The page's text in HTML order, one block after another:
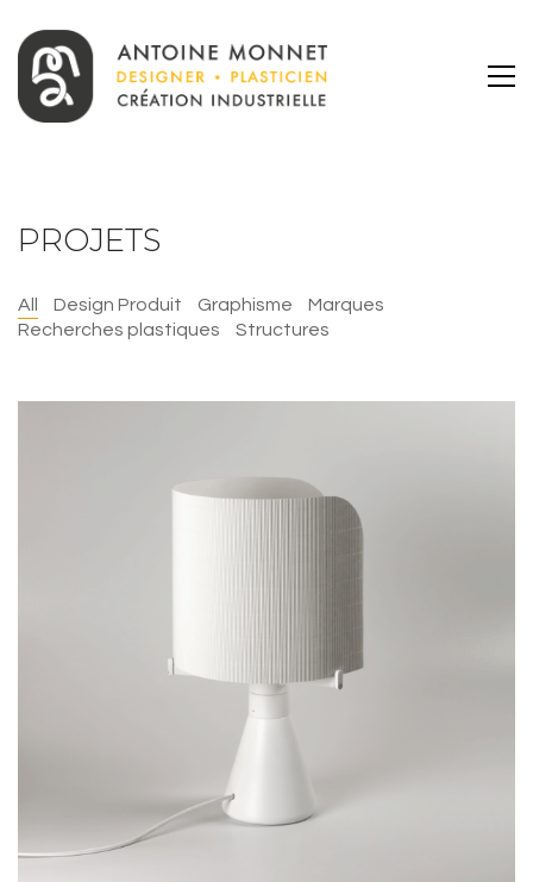
PROJETS
All Design Produit Graphisme
Marques
Recherches plastiques
Structures